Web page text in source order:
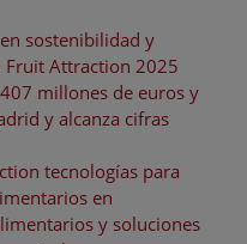
sostenibilidad y
Fruit Attraction 2025
millones de euros y
y alcanza cifras
tecnologías para
en
y soluciones